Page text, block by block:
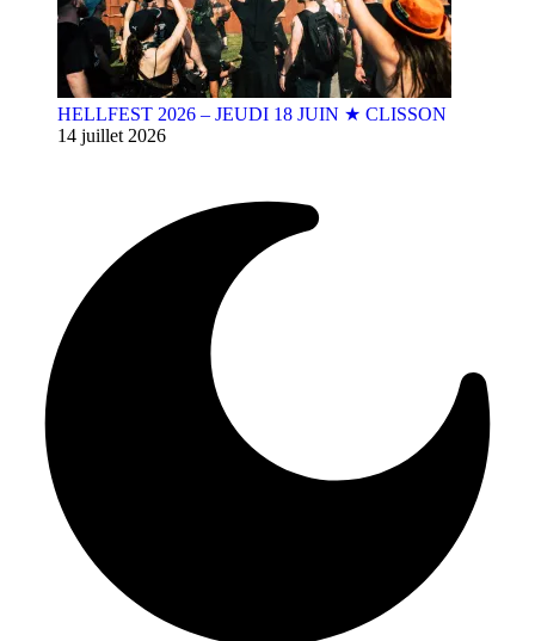
HELLFEST 2026 – JEUDI 18 JUIN ★ CLISSON
14 juillet 2026